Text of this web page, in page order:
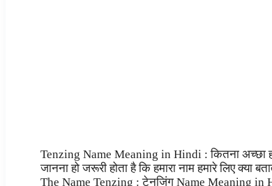
Tenzing Name Meaning in Hindi : कितना अच्छा
जानना हो जरूरी होता है कि हमारा नाम हमारे लिए
The Name Tenzing : टेनजिंग Name Meaning in